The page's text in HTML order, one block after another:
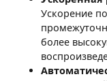
Ускорение
более